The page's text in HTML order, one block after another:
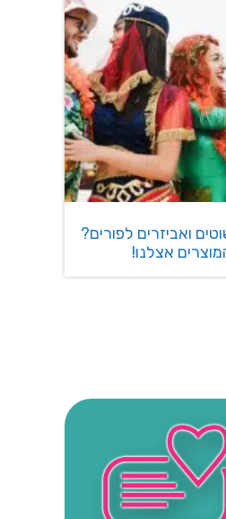
ואביזרים לפורים?
אצלנו!